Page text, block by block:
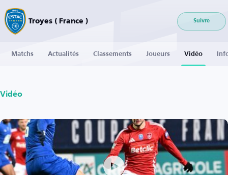
Troyes ( France ) Suivre
Matchs Actualités Classements Joueurs Vidéo
Vidéo